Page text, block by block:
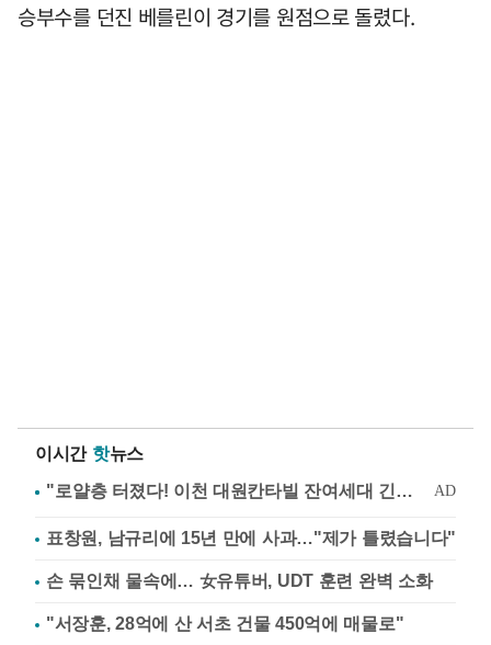
승부수를 던진 베를린이 경기를 원점으로 돌렸다.
이시간 핫뉴스
표창원, 남규리에 15년 만에 사과…"제가 틀렸습니다"
손 묶인채 물속에… 女유튜버, UDT 훈련 완벽 소화
"서장훈, 28억에 산 서초 건물 450억에 매물로"